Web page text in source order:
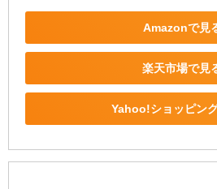
Amazonで見
楽天市場で見
Yahoo!ショッピン